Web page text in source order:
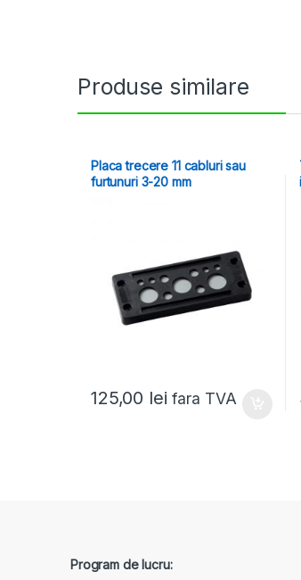
Produse similare
Placa trecere 11 cabluri sau
furtunuri 3-20 mm
125,00 lei fara TVA
Program de lucru: